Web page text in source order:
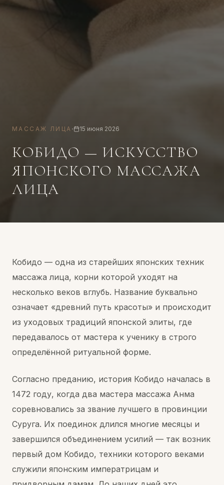
МАССАЖ ЛИЦА · 15 июня 2026
КОБИДО — ИСКУССТВО
ЯПОНСКОГО МАССАЖА
ЛИЦА
Кобидо — одна из старейших японских техник
массажа лица, корни которой уходят на
несколько веков вглубь. Название буквально
означает «древний путь красоты» и происходит
из уходовых традиций японской элиты, где
передавалось от мастера к ученику в строго
определённой ритуальной форме.
Согласно преданию, история Кобидо началась в
1472 году, когда два мастера массажа Анма
соревновались за звание лучшего в провинции
Суруга. Их поединок длился многие месяцы и
завершился объединением усилий — так возник
первый дом Кобидо, техники которого веками
служили японским императрицам и